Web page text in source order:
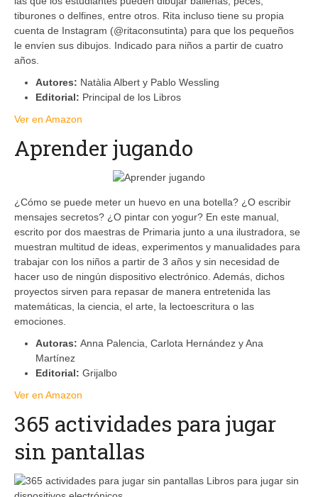
tiburones o delfines, entre otros. Rita incluso tiene su propia
cuenta de Instagram (@ritaconsutinta) para que los pequeños
le envíen sus dibujos. Indicado para niños a partir de cuatro
años.
Autores: Natàlia Albert y Pablo Wessling
Editorial: Principal de los Libros
Ver en Amazon
Aprender jugando
¿Cómo se puede meter un huevo en una botella? ¿O escribir
mensajes secretos? ¿O pintar con yogur? En este manual,
escrito por dos maestras de Primaria junto a una ilustradora, se
muestran multitud de ideas, experimentos y manualidades para
trabajar con los niños a partir de 3 años y sin necesidad de
hacer uso de ningún dispositivo electrónico. Además, dichos
proyectos sirven para repasar de manera entretenida las
matemáticas, la ciencia, el arte, la lectoescritura o las
emociones.
Autoras: Anna Palencia, Carlota Hernández y Ana
Martínez
Editorial: Grijalbo
Ver en Amazon
365 actividades para jugar
sin pantallas